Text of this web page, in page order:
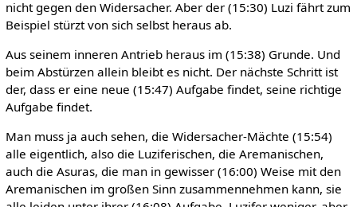
nicht gegen den Widersacher. Aber der (15:30) Luzi fährt zum
Beispiel stürzt von sich selbst heraus ab.
Aus seinem inneren Antrieb heraus im (15:38) Grunde. Und
beim Abstürzen allein bleibt es nicht. Der nächste Schritt ist
der, dass er eine neue (15:47) Aufgabe findet, seine richtige
Aufgabe findet.
Man muss ja auch sehen, die Widersacher-Mächte (15:54)
alle eigentlich, also die Luziferischen, die Aremanischen,
auch die Asuras, die man in gewisser (16:00) Weise mit den
Aremanischen im großen Sinn zusammennehmen kann, sie